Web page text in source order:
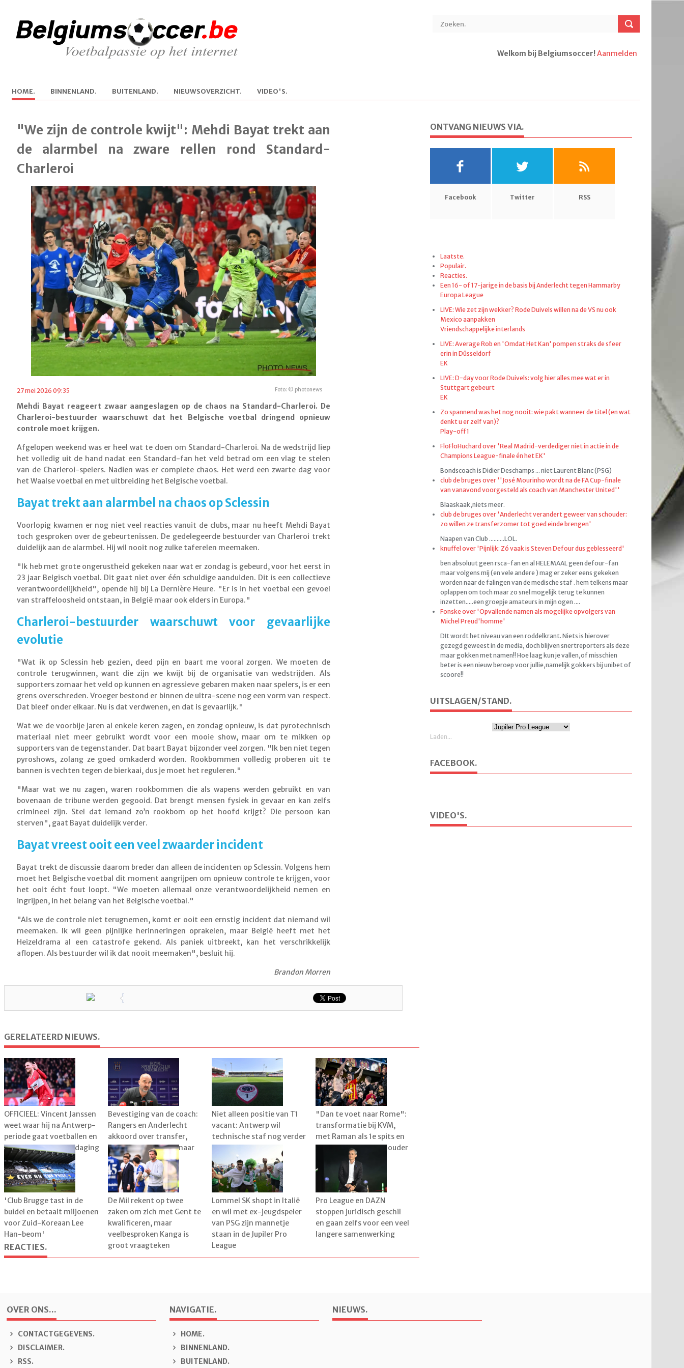
Welkom bij Belgiumsoccer!Aanmelden
HOME. BINNENLAND. BUITENLAND. NIEUWSOVERZICHT. VIDEO'S.
"We zijn de controle kwijt": Mehdi Bayat trekt aan
de alarmbel na zware rellen rond Standard-
Charleroi
Foto: © photonews
27 mei 2026 09:35
Mehdi Bayat reageert zwaar aangeslagen op de chaos na Standard-Charleroi. De
Charleroi-bestuurder waarschuwt dat het Belgische voetbal dringend opnieuw
controle moet krijgen.
Afgelopen weekend was er heel wat te doen om Standard-Charleroi. Na de wedstrijd liep
het volledig uit de hand nadat een Standard-fan het veld betrad om een vlag te stelen
van de Charleroi-spelers. Nadien was er complete chaos. Het werd een zwarte dag voor
het Waalse voetbal en met uitbreiding het Belgische voetbal.
Bayat trekt aan alarmbel na chaos op Sclessin
Voorlopig kwamen er nog niet veel reacties vanuit de clubs, maar nu heeft Mehdi Bayat
toch gesproken over de gebeurtenissen. De gedelegeerde bestuurder van Charleroi trekt
duidelijk aan de alarmbel. Hij wil nooit nog zulke taferelen meemaken.
"Ik heb met grote ongerustheid gekeken naar wat er zondag is gebeurd, voor het eerst in
23 jaar Belgisch voetbal. Dit gaat niet over één schuldige aanduiden. Dit is een collectieve
verantwoordelijkheid", opende hij bij La Dernière Heure. "Er is in het voetbal een gevoel
van straffeloosheid ontstaan, in België maar ook elders in Europa."
Charleroi-bestuurder waarschuwt voor gevaarlijke
evolutie
"Wat ik op Sclessin heb gezien, deed pijn en baart me vooral zorgen. We moeten de
controle terugwinnen, want die zijn we kwijt bij de organisatie van wedstrijden. Als
supporters zomaar het veld op kunnen en agressieve gebaren maken naar spelers, is er een
grens overschreden. Vroeger bestond er binnen de ultra-scene nog een vorm van respect.
Dat bleef onder elkaar. Nu is dat verdwenen, en dat is gevaarlijk."
Wat we de voorbije jaren al enkele keren zagen, en zondag opnieuw, is dat pyrotechnisch
materiaal niet meer gebruikt wordt voor een mooie show, maar om te mikken op
supporters van de tegenstander. Dat baart Bayat bijzonder veel zorgen. "Ik ben niet tegen
pyroshows, zolang ze goed omkaderd worden. Rookbommen volledig proberen uit te
bannen is vechten tegen de bierkaai, dus je moet het reguleren."
"Maar wat we nu zagen, waren rookbommen die als wapens werden gebruikt en van
bovenaan de tribune werden gegooid. Dat brengt mensen fysiek in gevaar en kan zelfs
crimineel zijn. Stel dat iemand zo’n rookbom op het hoofd krijgt? Die persoon kan
sterven", gaat Bayat duidelijk verder.
Bayat vreest ooit een veel zwaarder incident
Bayat trekt de discussie daarom breder dan alleen de incidenten op Sclessin. Volgens hem
moet het Belgische voetbal dit moment aangrijpen om opnieuw controle te krijgen, voor
het ooit écht fout loopt. "We moeten allemaal onze verantwoordelijkheid nemen en
ingrijpen, in het belang van het Belgische voetbal."
"Als we de controle niet terugnemen, komt er ooit een ernstig incident dat niemand wil
meemaken. Ik wil geen pijnlijke herinneringen oprakelen, maar België heeft met het
Heizeldrama al een catastrofe gekend. Als paniek uitbreekt, kan het verschrikkelijk
aflopen. Als bestuurder wil ik dat nooit meemaken", besluit hij.
Brandon Morren
GERELATEERD NIEUWS.
OFFICIEEL: Vincent Janssen
weet waar hij na Antwerp-
periode gaat voetballen en
kiest voor aparte uitdaging
Bevestiging van de coach:
Rangers en Anderlecht
akkoord over transfer,
speler al vertrokken naar
België
Niet alleen positie van T1
vacant: Antwerp wil
technische staf nog verder
verstevigen
"Dan te voet naar Rome":
transformatie bij KVM,
met Raman als 1e spits en
de droom dat sterkhouder
'Club Brugge tast in de
buidel en betaalt miljoenen
voor Zuid-Koreaan Lee
Han-beom'
De Mil rekent op twee
zaken om zich met Gent te
kwalificeren, maar
veelbesproken Kanga is
groot vraagteken
Lommel SK shopt in Italië
en wil met ex-jeugdspeler
van PSG zijn mannetje
staan in de Jupiler Pro
League
Pro League en DAZN
stoppen juridisch geschil
en gaan zelfs voor een veel
langere samenwerking
REACTIES.
ONTVANG NIEUWS VIA.
Facebook Twitter RSS
Laatste.
Populair.
Reacties.
Een 16- of 17-jarige in de basis bij Anderlecht tegen Hammarby
Europa League
LIVE: Wie zet zijn wekker? Rode Duivels willen na de VS nu ook
Mexico aanpakken
Vriendschappelijke interlands
LIVE: Average Rob en 'Omdat Het Kan' pompen straks de sfeer
erin in Düsseldorf
EK
LIVE: D-day voor Rode Duivels: volg hier alles mee wat er in
Stuttgart gebeurt
EK
Zo spannend was het nog nooit: wie pakt wanneer de titel (en wat
denkt u er zelf van)?
Play-off 1
FloFloHuchard over 'Real Madrid-verdediger niet in actie in de
Champions League-finale én het EK'
Bondscoach is Didier Deschamps ... niet Laurent Blanc (PSG)
club de bruges over ''José Mourinho wordt na de FA Cup-finale
van vanavond voorgesteld als coach van Manchester United''
Blaaskaak,niets meer.
club de bruges over 'Anderlecht verandert geweer van schouder:
zo willen ze transferzomer tot goed einde brengen'
Naapen van Club ..........LOL.
knuffel over 'Pijnlijk: Zó vaak is Steven Defour dus geblesseerd'
ben absoluut geen rsca-fan en al HELEMAAL geen defour-fan
maar volgens mij (en vele andere ) mag er zeker eens gekeken
worden naar de falingen van de medische staf . hem telkens maar
oplappen om toch maar zo snel mogelijk terug te kunnen
inzetten.....een groepje amateurs in mijn ogen ....
Fonske over 'Opvallende namen als mogelijke opvolgers van
Michel Preud'homme'
DIt wordt het niveau van een roddelkrant. Niets is hierover
gezegd geweest in de media, doch blijven snertreporters als deze
maar gokken met namen!! Hoe laag kun je vallen,of misschien
beter is een nieuw beroep voor jullie,namelijk gokkers bij unibet of
scoore!!
UITSLAGEN/STAND.
Laden...
FACEBOOK.
VIDEO'S.
OVER ONS...
CONTACTGEGEVENS.
DISCLAIMER.
RSS.
NAVIGATIE.
H OME.
B INNENLAND.
BU ITENLAND.
NIEUWS.